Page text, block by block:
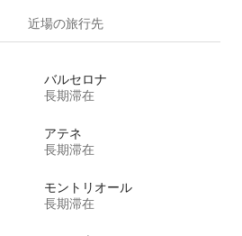
近場の旅行先
バルセロナ
長期滞在
アテネ
長期滞在
モントリオール
長期滞在